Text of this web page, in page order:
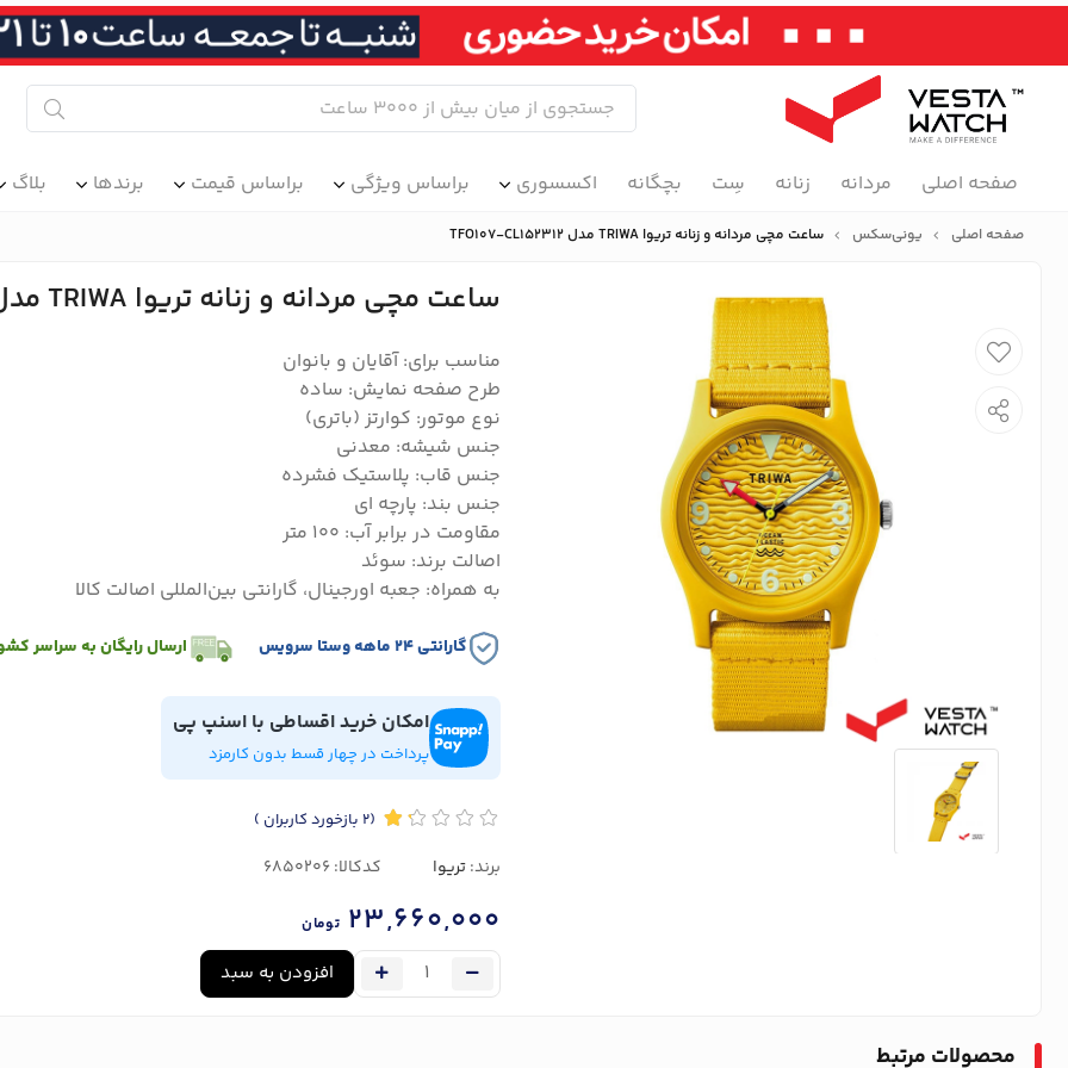
صفحه اصلی مردانه زنانه سِت بچگانه اکسسوری براساس ویژگی براساس قیمت برندها بلاگ
صفحه اصلی یونی‌سکس ساعت مچی مردانه و زنانه تریوا TRIWA مدل TFO107-CL152312
ساعت مچی مردانه و زنانه تریوا TRIWA مدل TFO107-CL152312
مناسب برای: آقایان و بانوان
طرح صفحه نمایش: ساده
نوع موتور: کوارتز (باتری)
جنس شیشه: معدنی
جنس قاب: پلاستیک فشرده
جنس بند: پارچه ای
مقاومت در برابر آب: 100 متر
اصالت برند: سوئد
به همراه: جعبه اورجینال، گارانتی بین‌المللی اصالت کالا
گارانتی ۲۴ ماهه وستا سرویس ارسال رایگان به سراسر
امکان خرید اقساطی با اسنپ پی
پرداخت در چهار قسط بدون کارمزد
(2 بازخورد کاربران )
برند:تریوا کدکالا:
23,660,000 تومان
افزودن به سبد
محصولات مرتبط